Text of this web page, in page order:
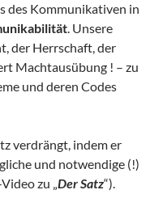
des Kommunikativen in
. Unsere
der Herrschaft, der
Machtausübung ! – zu
und deren Codes
verdrängt, indem er
und notwendige (!)
zu „Der Satz“).